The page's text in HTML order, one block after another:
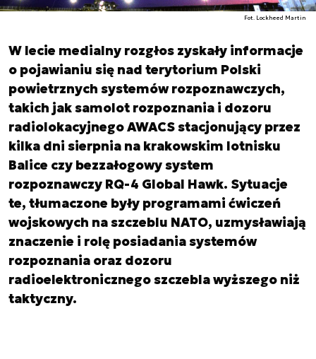
Fot. Lockheed Martin
W lecie medialny rozgłos zyskały informacje
o pojawianiu się nad terytorium Polski
powietrznych systemów rozpoznawczych,
takich jak samolot rozpoznania i dozoru
radiolokacyjnego AWACS stacjonujący przez
kilka dni sierpnia na krakowskim lotnisku
Balice czy bezzałogowy system
rozpoznawczy RQ-4 Global Hawk. Sytuacje
te, tłumaczone były programami ćwiczeń
wojskowych na szczeblu NATO, uzmysławiają
znaczenie i rolę posiadania systemów
rozpoznania oraz dozoru
radioelektronicznego szczebla wyższego niż
taktyczny.